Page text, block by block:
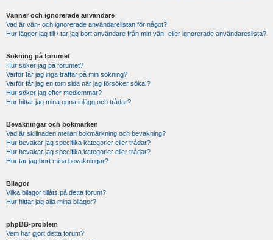
Vänner och ignorerade användare
Vad är vän- och ignorerade användarelistan för något?
Hur lägger jag till / tar jag bort användare från min vän- eller ignorerade användareslista?
Sökning på forumet
Hur söker jag på forumet?
Varför får jag inga träffar på min sökning?
Varför får jag en tom sida när jag försöker söka!?
Hur söker jag efter medlemmar?
Hur hittar jag mina egna inlägg och trådar?
Bevakningar och bokmärken
Vad är skillnaden mellan bokmärkning och bevakning?
Hur bevakar jag specifika kategorier eller trådar?
Hur bevakar jag specifika kategorier eller trådar?
Hur tar jag bort mina bevakningar?
Bilagor
Vilka bilagor tillåts på detta forum?
Hur hittar jag alla mina bilagor?
phpBB-problem
Vem har gjort detta forum?